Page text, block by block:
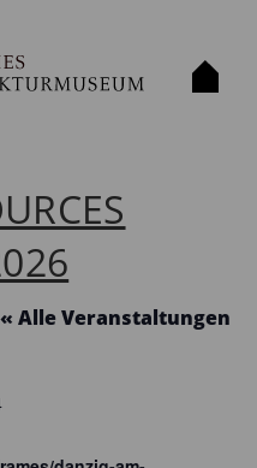
« Alle Veranstaltungen